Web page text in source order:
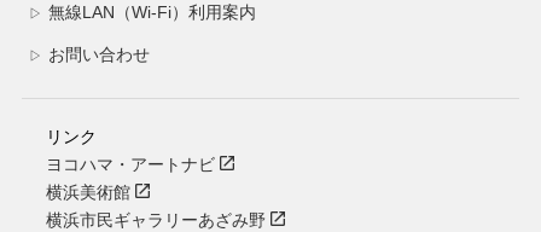
▷ 無線LAN（Wi-Fi）利用案内
▷ お問い合わせ
リンク
ヨコハマ・アートナビ
横浜美術館
横浜市民ギャラリーあざみ野